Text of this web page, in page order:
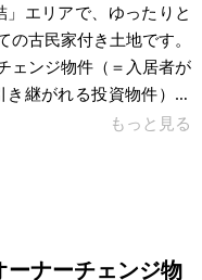
エリアで、ゆったりと
古民家付き土地です。
ェンジ物件（＝入居者が
継がれる投資物件）な
が得られます。初めての
が継続して家賃を支払
動産を所有することが
の入金確認やトラブル
もっと見る
ナーチェンジ物